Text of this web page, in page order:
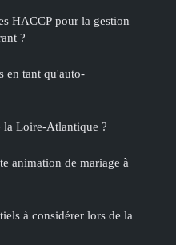
HACCP pour la gestion
?
en tant qu'auto-
la Loire-Atlantique ?
animation de mariage à
à considérer lors de la